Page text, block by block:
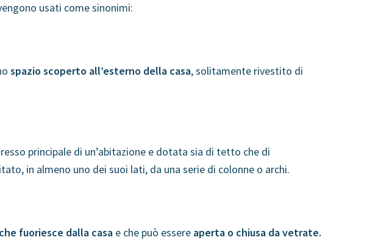
usati come sinonimi:
spazio scoperto all’esterno della casa, solitamente rivestito di
principale di un’abitazione e dotata sia di tetto che di
in almeno uno dei suoi lati, da una serie di colonne o archi.
fuoriesce dalla casa e che può essere aperta o chiusa da vetrate.